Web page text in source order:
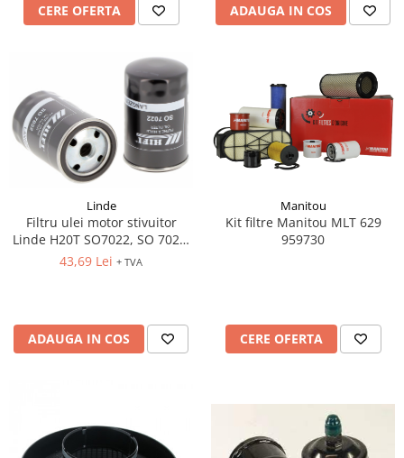
CERE OFERTA ADAUGA IN COS
Linde
Filtru ulei motor stivuitor
Linde H20T SO7022, SO 7022,
0451103225, 4352191, Z1195,
43,69 Lei + TVA
ADAUGA IN COS
Manitou
Kit filtre Manitou MLT 629
959730
CERE OFERTA